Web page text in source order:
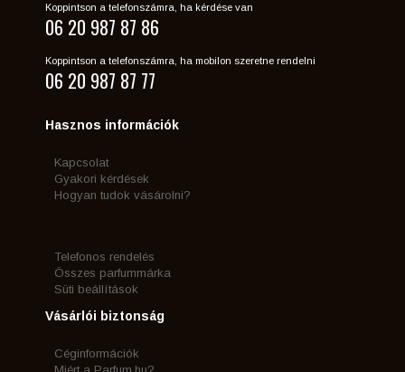
Koppintson a telefonszámra, ha kérdése van
06 20 987 87 86
Koppintson a telefonszámra, ha mobilon szeretne rendelni
06 20 987 87 77
Hasznos információk
Kapcsolat
Gyakori kérdések
Hogyan tudok vásárolni?
Telefonos rendelés
Összes parfummárka
Süti beállítások
Vásárlói biztonság
Céginformációk